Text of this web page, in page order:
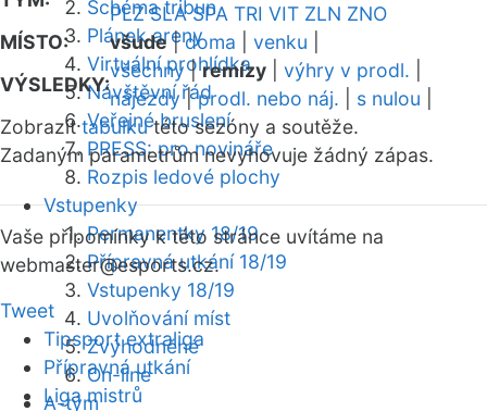
Schéma tribun
Plánek areny
Virtuální prohlídka
Návštěvní řád
Veřejné bruslení
PRESS: pro novináře
Rozpis ledové plochy
Vstupenky
Permanentky 18/19
Přípravná utkání 18/19
Vstupenky 18/19
Uvolňování míst
Zvýhodněné
On-line
A-tým
PLZ SLA SPA TRI VIT ZLN ZNO
MÍSTO:
všude|doma venku
VÝSLEDKY:
všechny|remízy výhry v prodl.
nájezdy|prodl. nebo náj. s nulou
Zobrazittabulkutéto sezóny a soutěže.
Zadaným parametrům nevyhovuje žádný zápas.
Vaše připomínky k této stránce uvítáme na
webmaster@esports.cz.
Tweet
Tipsport extraliga
Přípravná utkání
Liga mistrů